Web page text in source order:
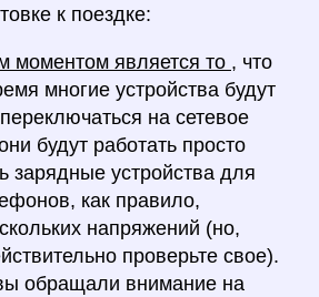
к поездке:
моментом является то , что
многие устройства будут
на сетевое
будут работать просто
зарядные устройства для
как правило,
напряжений (но,
проверьте свое).
обращали внимание на